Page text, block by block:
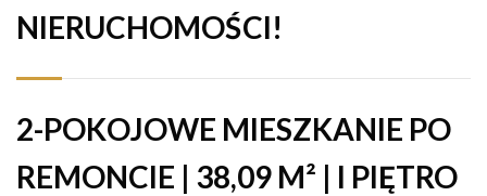
NIERUCHOMOŚCI!
2-POKOJOWE MIESZKANIE PO
REMONCIE | 38,09 M² | I PIĘTRO